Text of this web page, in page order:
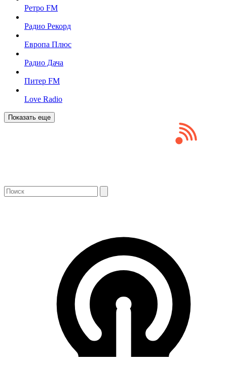
Ретро FM
Радио Рекорд
Европа Плюс
Радио Дача
Питер FM
Love Radio
Показать еще